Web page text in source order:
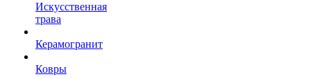
Искусственная
трава
Керамогранит
Ковры